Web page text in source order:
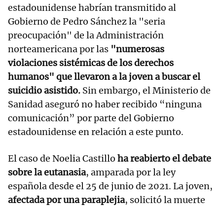
estadounidense habrían transmitido al
Gobierno de Pedro Sánchez la "seria
preocupación" de la Administración
norteamericana por las "numerosas
violaciones sistémicas de los derechos
humanos" que llevaron a la joven a buscar el
suicidio asistido. Sin embargo, el Ministerio de
Sanidad aseguró no haber recibido “ninguna
comunicación” por parte del Gobierno
estadounidense en relación a este punto.
El caso de Noelia Castillo ha reabierto el debate
sobre la eutanasia, amparada por la ley
española desde el 25 de junio de 2021. La joven,
afectada por una paraplejia, solicitó la muerte